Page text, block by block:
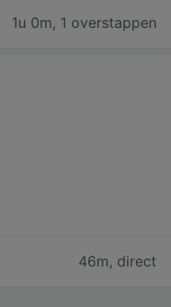
1u 0m, 1 overstappen
46m, direct